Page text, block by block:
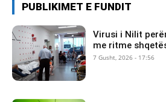
PUBLIKIMET E FUNDIT
Virusi i Nilit
me ritme
7 Gusht, 2026 - 17:56